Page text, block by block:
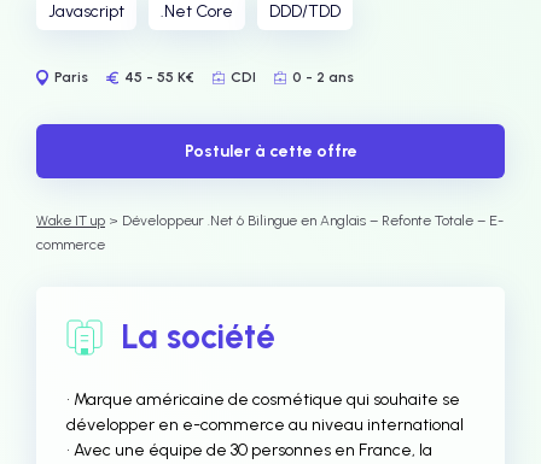
Javascript .Net Core DDD/TDD
Paris 45 - 55 K€ CDI 0 - 2 ans
Postuler à cette offre
Wake IT up > Développeur .Net 6 Bilingue en Anglais – Refonte Totale – E-
commerce
La société
• Marque américaine de cosmétique qui souhaite se
développer en e-commerce au niveau international
• Avec une équipe de 30 personnes en France, la